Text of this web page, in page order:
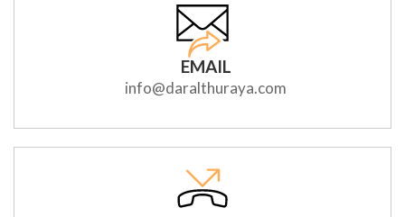
EMAIL
info@daralthuraya.com